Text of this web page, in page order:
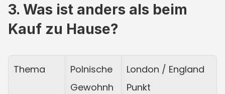
3. Was ist anders als beim
Kauf zu Hause?
Thema
Polnische
Gewohnh
London / England
Punkt